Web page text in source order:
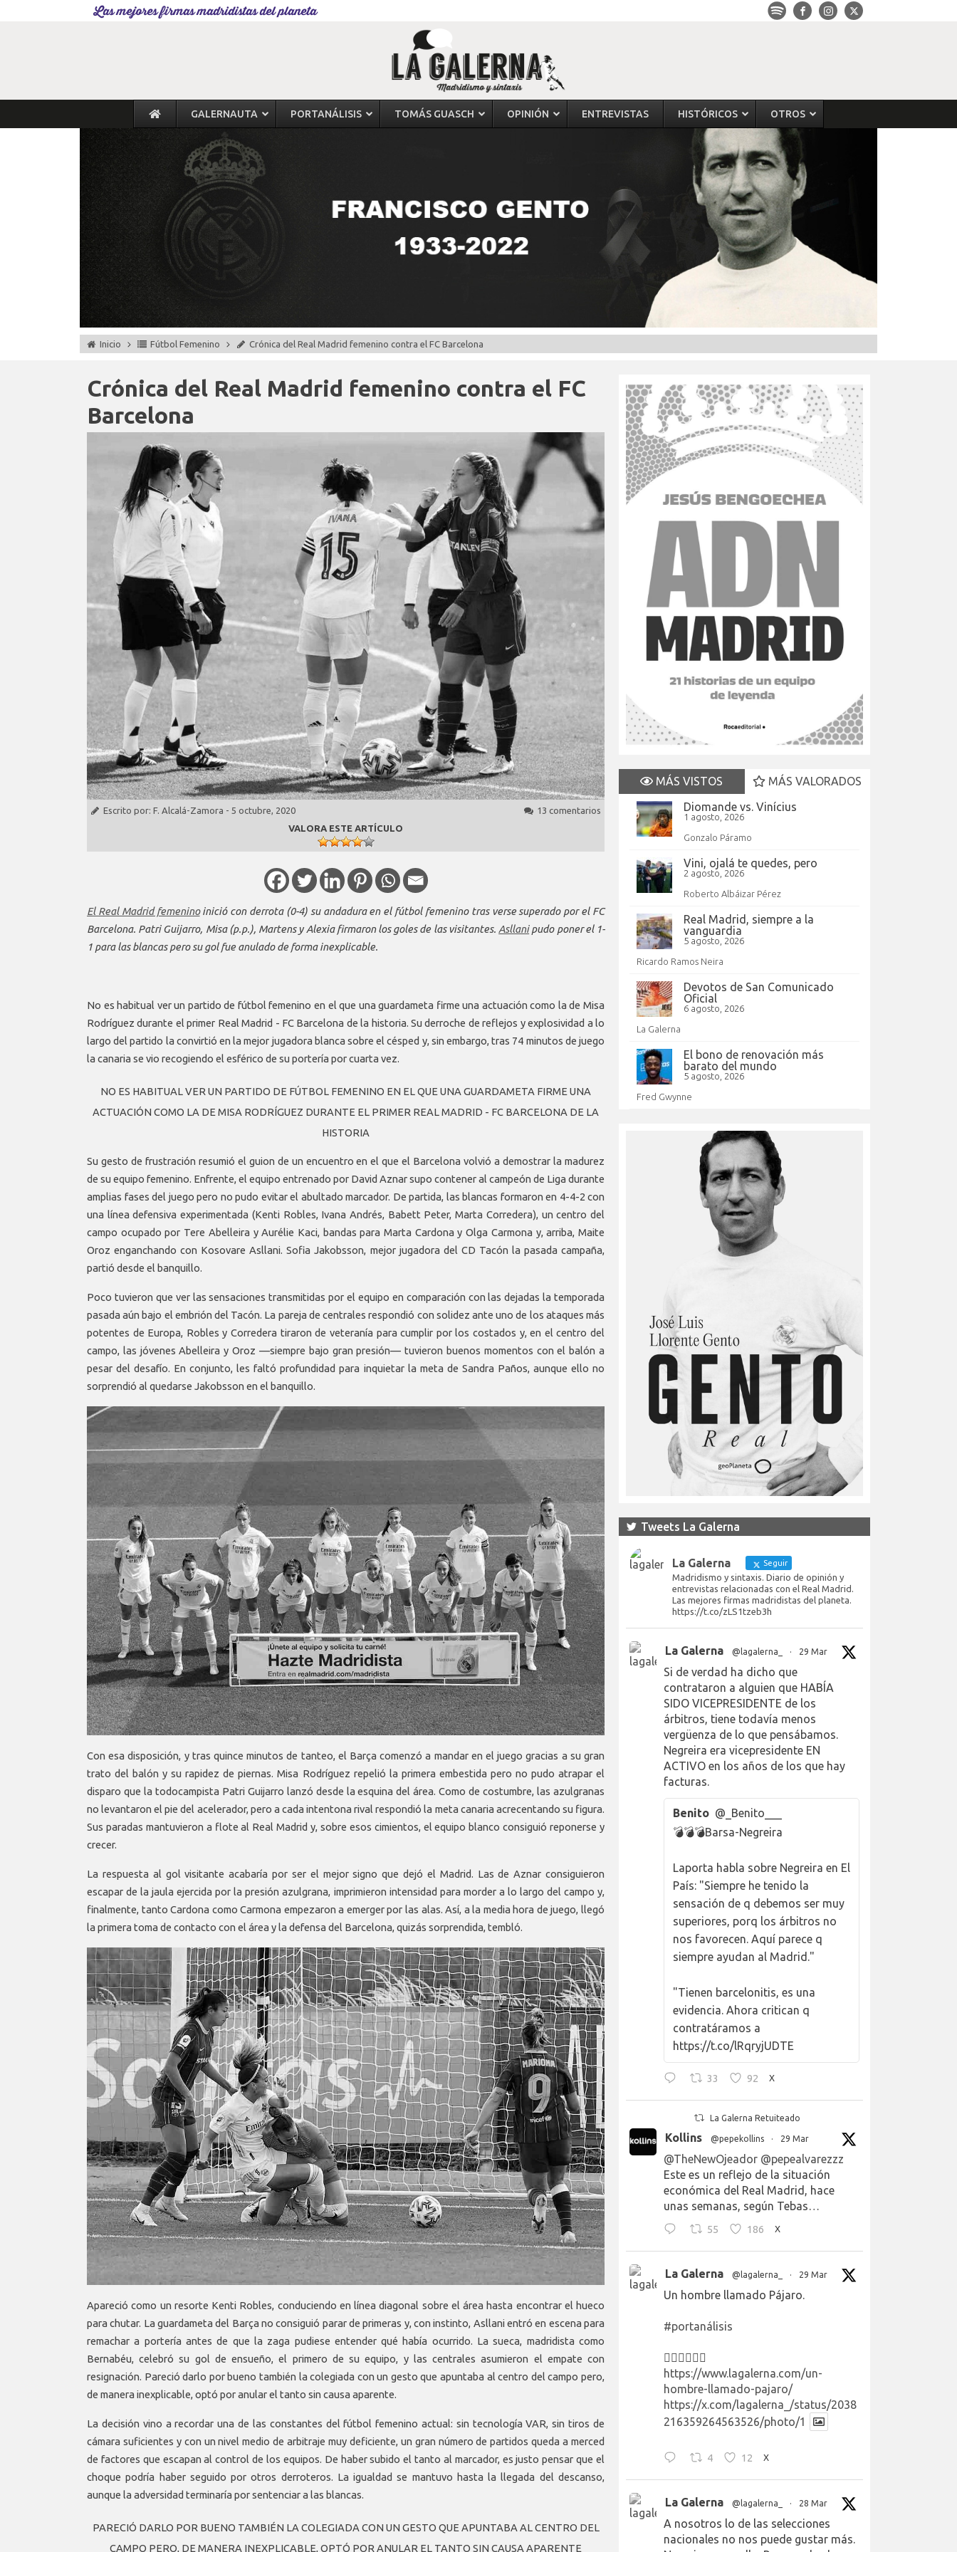
Las mejores firmas madridistas del planeta
GALERNAUTA PORTANÁLISIS TOMÁS GUASCH OPINIÓN ENTREVISTAS HISTÓRICOS OTROS
Inicio Fútbol Femenino Crónica del Real Madrid femenino contra el FC Barcelona
Crónica del Real Madrid femenino contra el FC
Barcelona
Escrito por: F. Alcalá-Zamora - 5 octubre, 2020
13 comentarios
VALORA ESTE ARTÍCULO
El Real Madrid femeninoinició con derrota (0-4) su andadura en el fútbol femenino tras verse superado por el FC
Barcelona. Patri Guijarro, Misa (p.p.), Martens y Alexia firmaron los goles de las visitantes. Asllanipudo poner el 1-
1 para las blancas pero su gol fue anulado de forma inexplicable.
No es habitual ver un partido de fútbol femenino en el que una guardameta firme una actuación como la de Misa
Rodríguez durante el primer Real Madrid - FC Barcelona de la historia. Su derroche de reflejos y explosividad a lo
largo del partido la convirtió en la mejor jugadora blanca sobre el césped y, sin embargo, tras 74 minutos de juego
la canaria se vio recogiendo el esférico de su portería por cuarta vez.
NO ES HABITUAL VER UN PARTIDO DE FÚTBOL FEMENINO EN EL QUE UNA GUARDAMETA FIRME UNA
ACTUACIÓN COMO LA DE MISA RODRÍGUEZ DURANTE EL PRIMER REAL MADRID - FC BARCELONA DE LA
HISTORIA
Su gesto de frustración resumió el guion de un encuentro en el que el Barcelona volvió a demostrar la madurez
de su equipo femenino. Enfrente, el equipo entrenado por David Aznar supo contener al campeón de Liga durante
amplias fases del juego pero no pudo evitar el abultado marcador. De partida, las blancas formaron en 4-4-2 con
una línea defensiva experimentada (Kenti Robles, Ivana Andrés, Babett Peter, Marta Corredera), un centro del
campo ocupado por Tere Abelleira y Aurélie Kaci, bandas para Marta Cardona y Olga Carmona y, arriba, Maite
Oroz enganchando con Kosovare Asllani. Sofia Jakobsson, mejor jugadora del CD Tacón la pasada campaña,
partió desde el banquillo.
Poco tuvieron que ver las sensaciones transmitidas por el equipo en comparación con las dejadas la temporada
pasada aún bajo el embrión del Tacón. La pareja de centrales respondió con solidez ante uno de los ataques más
potentes de Europa, Robles y Corredera tiraron de veteranía para cumplir por los costados y, en el centro del
campo, las jóvenes Abelleira y Oroz —siempre bajo gran presión— tuvieron buenos momentos con el balón a
pesar del desafío. En conjunto, les faltó profundidad para inquietar la meta de Sandra Paños, aunque ello no
sorprendió al quedarse Jakobsson en el banquillo.
Con esa disposición, y tras quince minutos de tanteo, el Barça comenzó a mandar en el juego gracias a su gran
trato del balón y su rapidez de piernas. Misa Rodríguez repelió la primera embestida pero no pudo atrapar el
disparo que la todocampista Patri Guijarro lanzó desde la esquina del área. Como de costumbre, las azulgranas
no levantaron el pie del acelerador, pero a cada intentona rival respondió la meta canaria acrecentando su figura.
Sus paradas mantuvieron a flote al Real Madrid y, sobre esos cimientos, el equipo blanco consiguió reponerse y
crecer.
La respuesta al gol visitante acabaría por ser el mejor signo que dejó el Madrid. Las de Aznar consiguieron
escapar de la jaula ejercida por la presión azulgrana, imprimieron intensidad para morder a lo largo del campo y,
finalmente, tanto Cardona como Carmona empezaron a emerger por las alas. Así, a la media hora de juego, llegó
la primera toma de contacto con el área y la defensa del Barcelona, quizás sorprendida, tembló.
Apareció como un resorte Kenti Robles, conduciendo en línea diagonal sobre el área hasta encontrar el hueco
para chutar. La guardameta del Barça no consiguió parar de primeras y, con instinto, Asllani entró en escena para
remachar a portería antes de que la zaga pudiese entender qué había ocurrido. La sueca, madridista como
Bernabéu, celebró su gol de ensueño, el primero de su equipo, y las centrales asumieron el empate con
resignación. Pareció darlo por bueno también la colegiada con un gesto que apuntaba al centro del campo pero,
de manera inexplicable, optó por anular el tanto sin causa aparente.
La decisión vino a recordar una de las constantes del fútbol femenino actual: sin tecnología VAR, sin tiros de
cámara suficientes y con un nivel medio de arbitraje muy deficiente, un gran número de partidos queda a merced
de factores que escapan al control de los equipos. De haber subido el tanto al marcador, es justo pensar que el
choque podría haber seguido por otros derroteros. La igualdad se mantuvo hasta la llegada del descanso,
aunque la adversidad terminaría por sentenciar a las blancas.
PARECIÓ DARLO POR BUENO TAMBIÉN LA COLEGIADA CON UN GESTO QUE APUNTABA AL CENTRO DEL
CAMPO PERO, DE MANERA INEXPLICABLE, OPTÓ POR ANULAR EL TANTO SIN CAUSA APARENTE
MÁS VISTOS
MÁS VALORADOS
Diomande vs. Vinícius
1 agosto, 2026
Gonzalo Páramo
Vini, ojalá te quedes, pero
2 agosto, 2026
Roberto Albáizar Pérez
Real Madrid, siempre a la
vanguardia
5 agosto, 2026
Ricardo Ramos Neira
Devotos de San Comunicado
Oficial
6 agosto, 2026
La Galerna
El bono de renovación más
barato del mundo
5 agosto, 2026
Fred Gwynne
Tweets La Galerna
La Galerna Seguir
Madridismo y sintaxis. Diario de opinión y
entrevistas relacionadas con el Real Madrid.
Las mejores firmas madridistas del planeta.
https://t.co/zLS1tzeb3h
La Galerna @lagalerna_ · 29 Mar
Si de verdad ha dicho que
contrataron a alguien que HABÍA
SIDO VICEPRESIDENTE de los
árbitros, tiene todavía menos
vergüenza de lo que pensábamos.
Negreira era vicepresidente EN
ACTIVO en los años de los que hay
facturas.
Benito @_Benito___
💣💣💣Barsa-Negreira
Laporta habla sobre Negreira en El
País: "Siempre he tenido la
sensación de q debemos ser muy
superiores, porq los árbitros no
nos favorecen. Aquí parece q
siempre ayudan al Madrid."
"Tienen barcelonitis, es una
evidencia. Ahora critican q
contratáramos a
https://t.co/lRqryjUDTE
33 92 X
La Galerna Retuiteado
Kollins @pepekollins · 29 Mar
@TheNewOjeador @pepealvarezzz
Este es un reflejo de la situación
económica del Real Madrid, hace
unas semanas, según Tebas…
55 186 X
La Galerna @lagalerna_ · 29 Mar
Un hombre llamado Pájaro.
#portanálisis
👉🏻👉🏻👉🏻
https://www.lagalerna.com/un-
hombre-llamado-pajaro/
https://x.com/lagalerna_/status/2038
216359264563526/photo/1
4 12 X
La Galerna @lagalerna_ · 28 Mar
A nosotros lo de las selecciones
nacionales no nos puede gustar más.